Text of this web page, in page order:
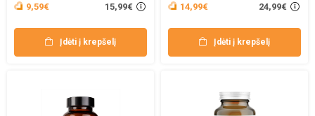
9,59€
15,99€
Įdėti į krepšelį
14,99€ 24,99€
Įdėti į krepšelį